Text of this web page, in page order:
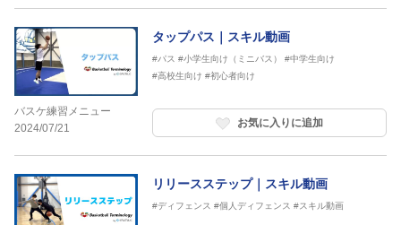
バスケ練習メニュー
2024/07/21
タップパス｜スキル動画
#パス #小学生向け（ミニバス）
#中学生向け
#高校生向け #初心者向け
お気に入りに追加
リリースステップ｜スキル動画
#ディフェンス #個人ディフェンス #スキル動画